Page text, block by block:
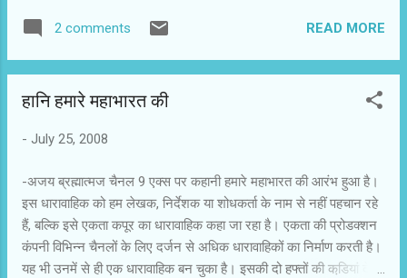
देश के तेज-तर्रार और एक लोकप्रिय चैनल के स्टार रिपोर्टर हैं। वह एंकरिंग भी
कर लेते हंै। अपने काम में मशगूल रहने के कारण विकास बीवी अंजलि को
ज्यादा समय नहीं दे पाते। बीवी भी जर्नलिस्ट है, लेकिन वह इसी वजह से तलाक
बिठाना कब सीखेंगे? बहरहाल, विकास तुर्की के अल जोहरा चैनल का आफर
अल ओवाइस से होती है। टेररिज्म की गतिविधियों के कवरेज के दौरान उसे
पुख्ता कर देता है। वह...
2 comments READ MORE
हानि हमारे महाभारत की
- July 25, 2008
-अजय ब्रह्मात्मज चैनल 9 एक्स पर कहानी हमारे महाभारत की आरंभ हुआ है।
इस धारावाहिक को हम लेखक, निर्देशक या शोधकर्ता के नाम से नहीं पहचान रहे
हैं, बल्कि इसे एकता कपूर का धारावाहिक कहा जा रहा है। एकता की प्रोडक्शन
कंपनी विभिन्न चैनलों के लिए दर्जन से अधिक धारावाहिकों का निर्माण करती है।
यह भी उनमें से ही एक धारावाहिक बन चुका है। इसकी दो हफ्तों की कडि़यां देख